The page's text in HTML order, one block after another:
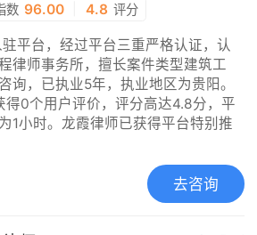
数 96.00 4.8 评分
平台，经过平台三重严格认证，认
律师事务所，擅长案件类型建筑工
询，已执业5年，执业地区为贵阳。
得0个用户评价，评分高达4.8分，平
1小时。龙霞律师已获得平台特别推
去咨询